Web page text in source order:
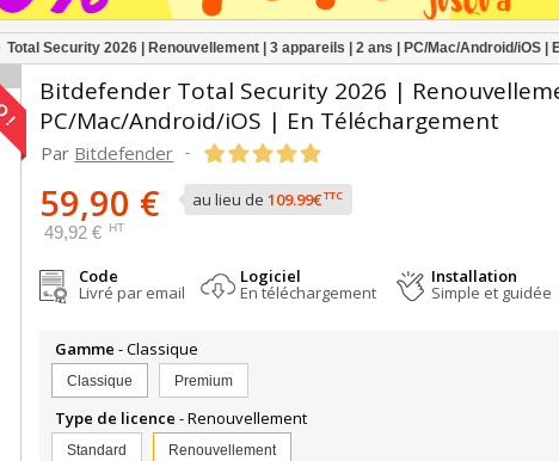
Total Security 2026 | Renouvellement | 3 appareils | 2 ans | PC/Mac/Android/iOS |
!
Bitdefender Total Security 2026 |
PC/Mac/Android/iOS | En Téléchargement
Par Bitdefender -
59,90 € au lieu de109.99€TTC
49,92 € HT
Code
Livré par email
Logiciel
En téléchargement
Installation
Simple et guidée
Gamme- Classique
Classique Premium
Type de licence- Renouvellement
Standard Renouvellement